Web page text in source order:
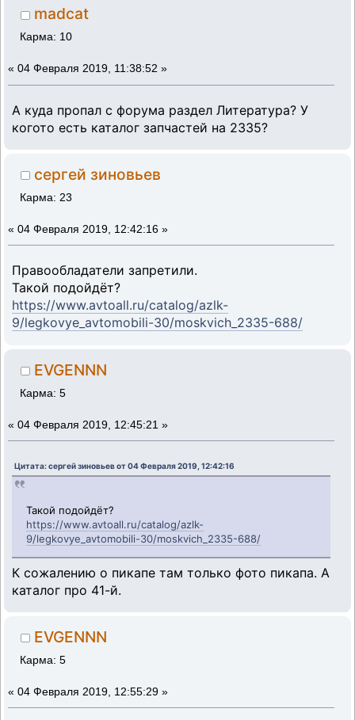
madcat
Карма: 10
« 04 Февраля 2019, 11:38:52 »
А куда пропал с форума раздел Литература? У
когото есть каталог запчастей на 2335?
сергей зиновьев
Карма: 23
« 04 Февраля 2019, 12:42:16 »
Правообладатели запретили.
Такой подойдёт?
https://www.avtoall.ru/catalog/azlk-
9/legkovye_avtomobili-30/moskvich_2335-688/
EVGENNN
Карма: 5
« 04 Февраля 2019, 12:45:21 »
Цитата: сергей зиновьев от 04 Февраля 2019, 12:42:16
Такой подойдёт?
https://www.avtoall.ru/catalog/azlk-
9/legkovye_avtomobili-30/moskvich_2335-688/
К сожалению о пикапе там только фото пикапа. А
каталог про 41-й.
EVGENNN
Карма: 5
« 04 Февраля 2019, 12:55:29 »